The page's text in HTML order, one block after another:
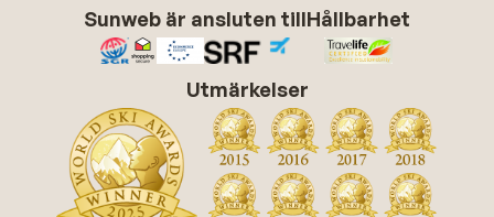
Sunweb är ansluten tillHållbarhet
Utmärkelser